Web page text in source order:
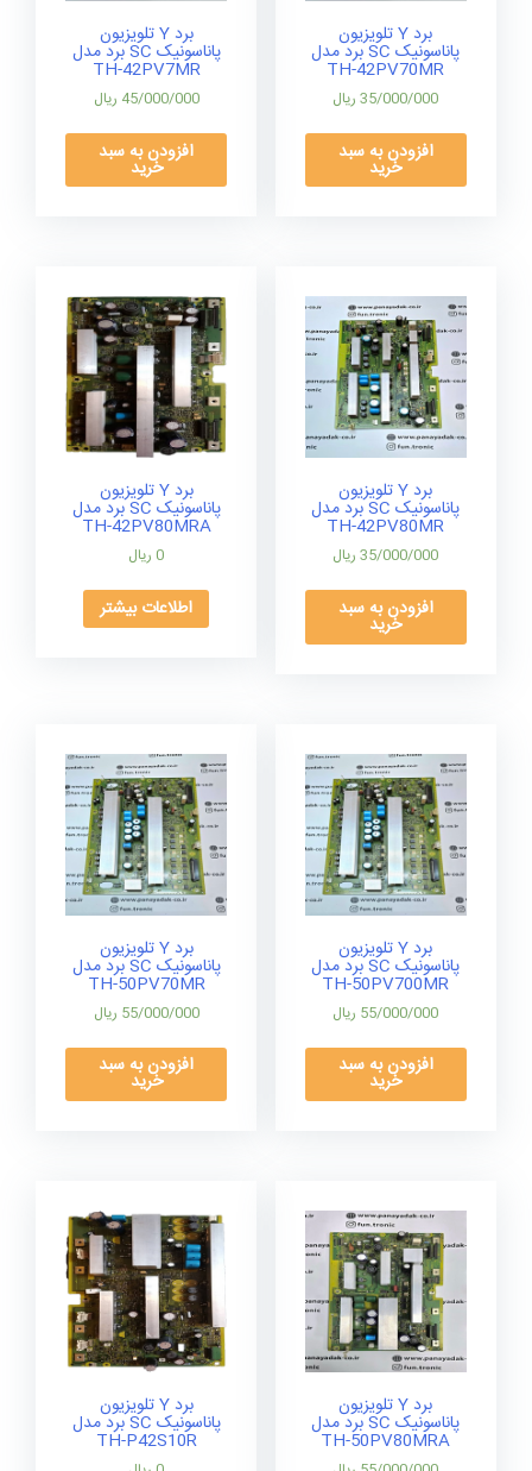
برد Y تلویزیون
پاناسونیک SC برد مدل
TH-42PV70MR
35/000/000 ریال
افزودن به سبد
خرید
برد Y تلویزیون
پاناسونیک SC برد مدل
TH-42PV7MR
45/000/000 ریال
افزودن به سبد
خرید
برد Y تلویزیون
پاناسونیک SC برد مدل
TH-42PV80MR
35/000/000 ریال
افزودن به سبد
خرید
برد Y تلویزیون
پاناسونیک SC برد مدل
TH-42PV80MRA
0 ریال
اطلاعات بیشتر
برد Y تلویزیون
پاناسونیک SC برد مدل
TH-50PV700MR
55/000/000 ریال
افزودن به سبد
خرید
برد Y تلویزیون
پاناسونیک SC برد مدل
TH-50PV70MR
55/000/000 ریال
افزودن به سبد
خرید
برد Y تلویزیون
پاناسونیک SC برد مدل
TH-50PV80MRA
برد Y تلویزیون
پاناسونیک SC برد مدل
TH-P42S10R